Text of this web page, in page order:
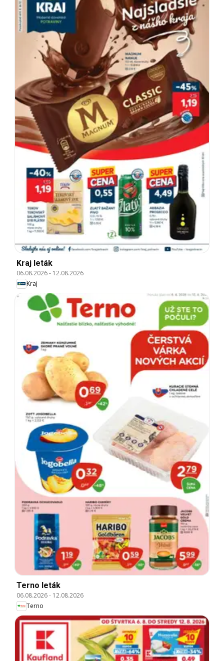
Kraj leták
06.08.2026- 12.08.2026
Kraj
Terno leták
06.08.2026- 12.08.2026
Terno